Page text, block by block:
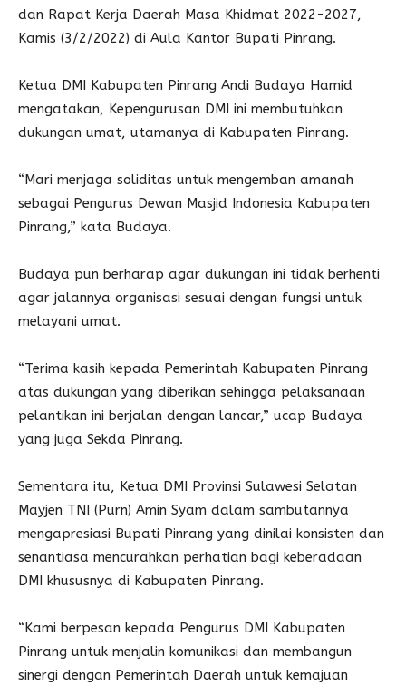
dan Rapat Kerja Daerah Masa Khidmat 2022-2027,
Kamis (3/2/2022) di Aula Kantor Bupati Pinrang.
Ketua DMI Kabupaten Pinrang Andi Budaya Hamid
mengatakan, Kepengurusan DMI ini membutuhkan
dukungan umat, utamanya di Kabupaten Pinrang.
“Mari menjaga soliditas untuk mengemban amanah
sebagai Pengurus Dewan Masjid Indonesia Kabupaten
Pinrang,” kata Budaya.
Budaya pun berharap agar dukungan ini tidak berhenti
agar jalannya organisasi sesuai dengan fungsi untuk
melayani umat.
“Terima kasih kepada Pemerintah Kabupaten Pinrang
atas dukungan yang diberikan sehingga pelaksanaan
pelantikan ini berjalan dengan lancar,” ucap Budaya
yang juga Sekda Pinrang.
Sementara itu, Ketua DMI Provinsi Sulawesi Selatan
Mayjen TNI (Purn) Amin Syam dalam sambutannya
mengapresiasi Bupati Pinrang yang dinilai konsisten dan
senantiasa mencurahkan perhatian bagi keberadaan
DMI khususnya di Kabupaten Pinrang.
“Kami berpesan kepada Pengurus DMI Kabupaten
Pinrang untuk menjalin komunikasi dan membangun
sinergi dengan Pemerintah Daerah untuk kemajuan